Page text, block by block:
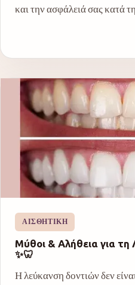
και την ασφάλειά σας κατά
ΑΙΣΘΗΤΙΚΉ
Μύθοι & Αλήθεια για
✨🦷
Η λεύκανση δοντιών δεν